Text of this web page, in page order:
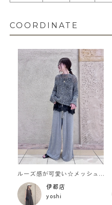
COORDINATE
ルーズ感が可愛い☆メッシュニット
伊都店
yoshi